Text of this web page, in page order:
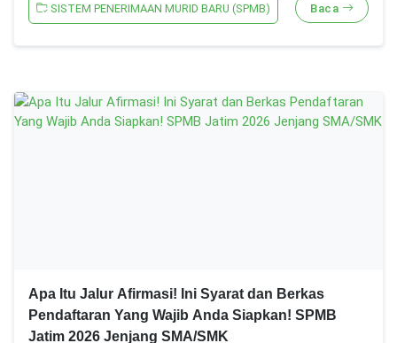
SISTEM PENERIMAAN MURID BARU (SPMB) Baca
Apa Itu Jalur Afirmasi! Ini Syarat dan Berkas
Pendaftaran Yang Wajib Anda Siapkan! SPMB
Jatim 2026 Jenjang SMA/SMK